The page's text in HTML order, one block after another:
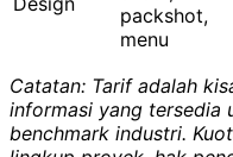
packshot,
menu
Catatan: Tarif adalah
informasi yang tersedia
benchmark industri.